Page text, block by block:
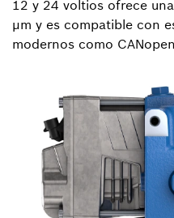
12 y 24 voltios ofrece
µm y es compatible con
modernos como